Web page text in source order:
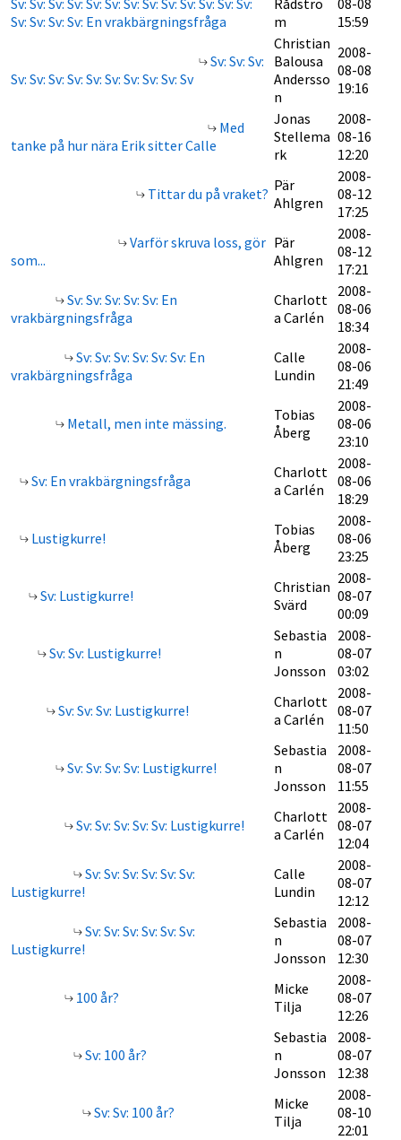
Sv: Sv: Sv: Sv: Sv: Sv: Sv: Sv: Sv: Sv: Sv: Sv: Sv:
Sv: Sv: Sv: Sv: En vrakbärgningsfråga
Rådströ
m
08-08
15:59
Sv: Sv: Sv:
Sv: Sv: Sv: Sv: Sv: Sv: Sv: Sv: Sv: Sv
Christian
Balousa
Andersso
n
2008-
08-08
19:16
Med
tanke på hur nära Erik sitter Calle
Jonas
Stellema
rk
2008-
08-16
12:20
Tittar du på vraket? Pär
Ahlgren
2008-
08-12
17:25
Varför skruva loss, gör
som...
Pär
Ahlgren
2008-
08-12
17:21
Sv: Sv: Sv: Sv: Sv: En
vrakbärgningsfråga
Charlott
a Carlén
2008-
08-06
18:34
Sv: Sv: Sv: Sv: Sv: Sv: En
vrakbärgningsfråga
Calle
Lundin
2008-
08-06
21:49
Metall, men inte mässing.
Tobias
Åberg
2008-
08-06
23:10
Sv: En vrakbärgningsfråga
Charlott
a Carlén
2008-
08-06
18:29
Lustigkurre!
Tobias
Åberg
2008-
08-06
23:25
Sv: Lustigkurre!
Christian
Svärd
2008-
08-07
00:09
Sv: Sv: Lustigkurre!
Sebastia
n
Jonsson
2008-
08-07
03:02
Sv: Sv: Sv: Lustigkurre!
Charlott
a Carlén
2008-
08-07
11:50
Sv: Sv: Sv: Sv: Lustigkurre!
Sebastia
n
Jonsson
2008-
08-07
11:55
Sv: Sv: Sv: Sv: Sv: Lustigkurre!
Charlott
a Carlén
2008-
08-07
12:04
Sv: Sv: Sv: Sv: Sv: Sv:
Lustigkurre!
Calle
Lundin
2008-
08-07
12:12
Sv: Sv: Sv: Sv: Sv: Sv:
Lustigkurre!
Sebastia
n
Jonsson
2008-
08-07
12:30
100 år?
Micke
Tilja
2008-
08-07
12:26
Sv: 100 år?
Sebastia
n
Jonsson
2008-
08-07
12:38
Sv: Sv: 100 år?
Micke
Tilja
2008-
08-10
22:01